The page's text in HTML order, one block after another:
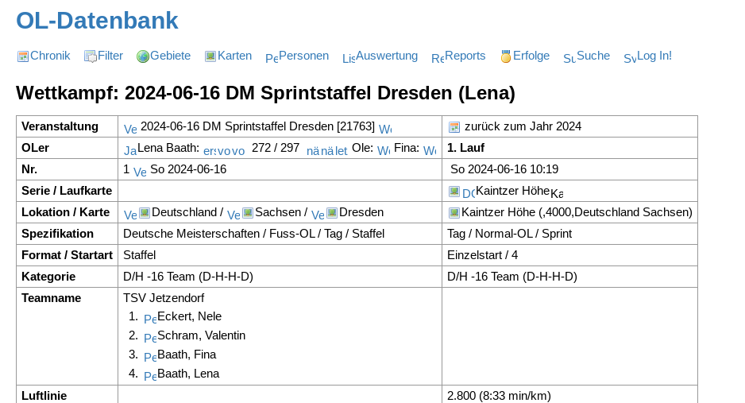
OL-Datenbank
Chronik Filter Gebiete Karten Personen Auswertung Reports Erfolge Suche Log In!
Wettkampf: 2024-06-16 DM Sprintstaffel Dresden (Lena)
Veranstaltung 2024-06-16 DM Sprintstaffel Dresden [21763]
zurück zum Jahr 2024
OLer
Lena Baath: 272 / 297 Ole: Fina:
1. Lauf
Nr.
1 So 2024-06-16
So 2024-06-16 10:19
Serie / Laufkarte
Kaintzer Höhe
Lokation / Karte
Deutschland / Sachsen / Dresden
Kaintzer Höhe (,4000,Deutschland Sachsen)
Spezifikation
Deutsche Meisterschaften / Fuss-OL / Tag / Staffel
Tag / Normal-OL / Sprint
Format / Startart
Staffel
Einzelstart / 4
Kategorie
D/H -16 Team (D-H-H-D)
D/H -16 Team (D-H-H-D)
Teamname
TSV Jetzendorf
1.
Eckert, Nele
2.
Schram, Valentin
3.
Baath, Fina
4.
Baath, Lena
Luftlinie
2.800 (8:33 min/km)